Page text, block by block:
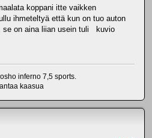
koppani itte vaikken
ihmeteltyä että kun on tuo auton
se on aina liian usein tuli kuvio
inferno 7,5 sports.
kaasua